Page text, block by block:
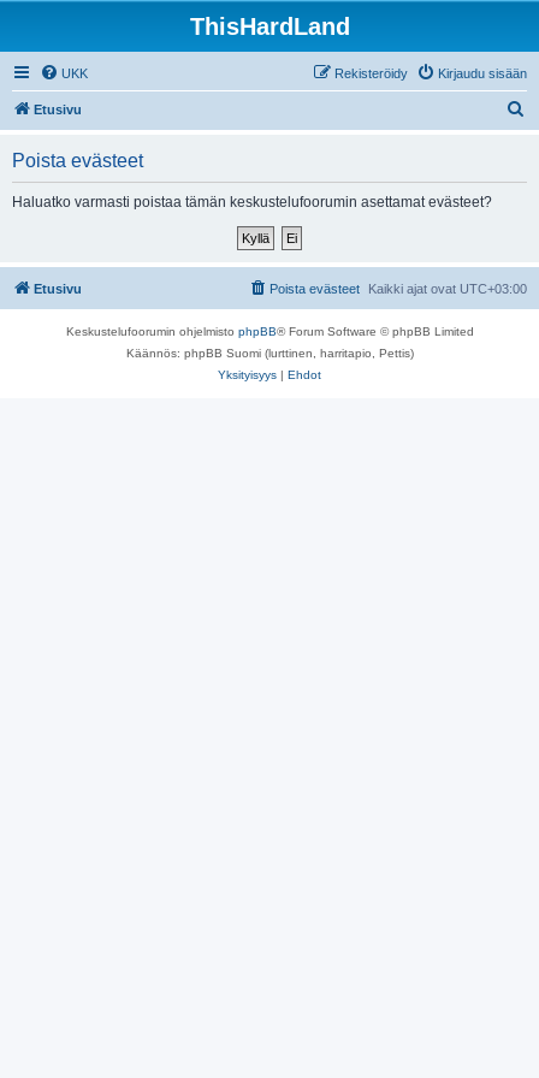
ThisHardLand
UKK Kirjaudu sisään
Rekisteröidy
Etusivu
Poista evästeet
Haluatko varmasti poistaa tämän keskustelufoorumin asettamat evästeet?
Etusivu Kaikki ajat ovat UTC+03:00
Poista evästeet
Keskustelufoorumin ohjelmisto phpBB® Forum Software © phpBB Limited
Käännös: phpBB Suomi (lurttinen, harritapio, Pettis)
Yksityisyys | Ehdot